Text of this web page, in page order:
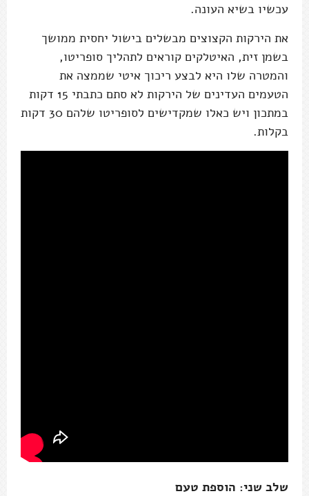
עכשיו בשיא העונה.
את הירקות הקצוצים מבשלים בישול יחסית ממושך
בשמן זית, האיטלקים קוראים לתהליך סופריטו,
והמטרה שלו היא לבצע ריכוך איטי שממצה את
הטעמים העדינים של הירקות לא סתם כתבתי 15 דקות
במתכון ויש כאלו שמקדישים לסופריטו שלהם 30 דקות
בקלות.
שלב שני: הוספת טעם